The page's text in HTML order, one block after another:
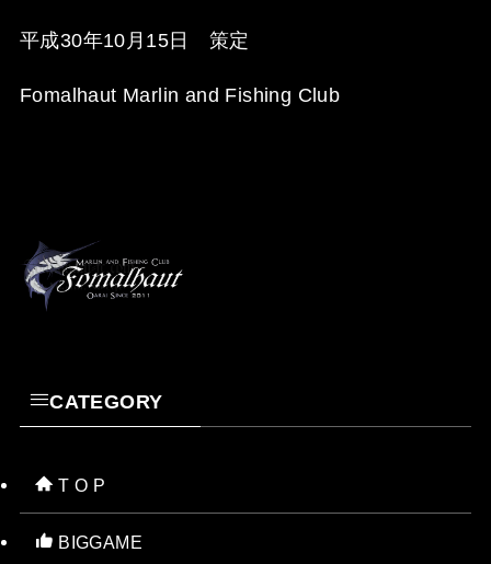
平成30年10月15日 策定
Fomalhaut Marlin and Fishing Club
CATEGORY
T O P
BIGGAME